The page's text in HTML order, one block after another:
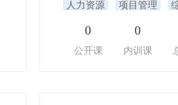
人力资源 项目管理
0
公开课
0
内训课